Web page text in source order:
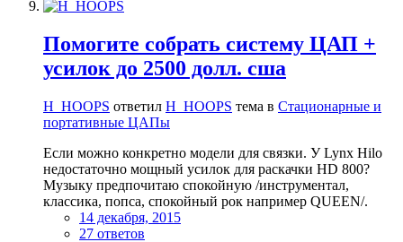
Помогите собрать систему ЦАП +
усилок до 2500 долл. сша
H_HOOPS ответил H_HOOPS тема в Стационарные и
портативные ЦАПы
Если можно конкретно модели для связки. У Lynx Hilo
недостаточно мощный усилок для раскачки HD 800?
Музыку предпочитаю спокойную /инструментал,
классика, попса, спокойный рок например QUEEN/.
14 декабря, 2015
27 ответов